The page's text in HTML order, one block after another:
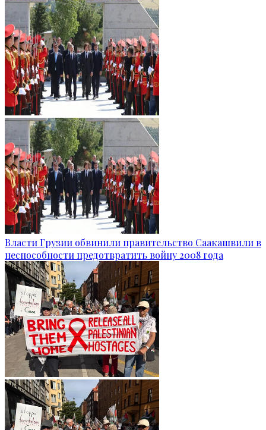
Власти Грузии обвинили правительство Саакашвили в
неспособности предотвратить войну 2008 года